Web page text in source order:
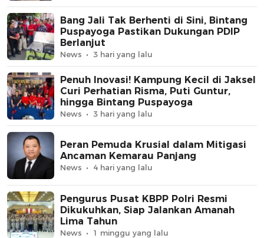
Bang Jali Tak Berhenti di Sini, Bintang
Puspayoga Pastikan Dukungan PDIP
Berlanjut
News 3 hari yang lalu
Penuh Inovasi! Kampung Kecil di Jaksel
Curi Perhatian Risma, Puti Guntur,
hingga Bintang Puspayoga
News 3 hari yang lalu
Peran Pemuda Krusial dalam Mitigasi
Ancaman Kemarau Panjang
News 4 hari yang lalu
Pengurus Pusat KBPP Polri Resmi
Dikukuhkan, Siap Jalankan Amanah
Lima Tahun
News 1 minggu yang lalu